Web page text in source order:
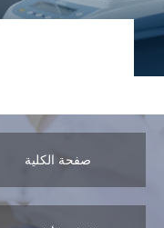
صفحة الكلية